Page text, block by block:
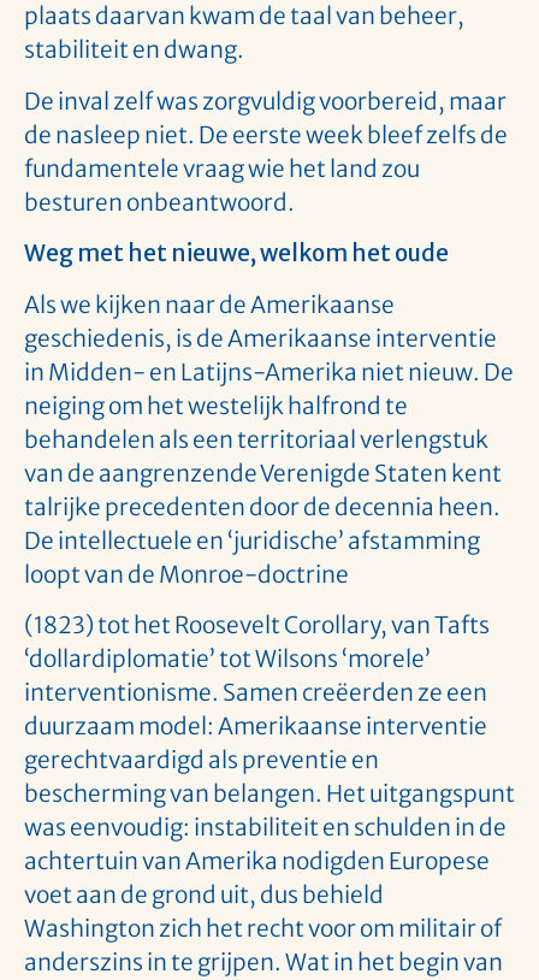
plaats daarvan kwam de taal van beheer,
stabiliteit en dwang.
De inval zelf was zorgvuldig voorbereid, maar
de nasleep niet. De eerste week bleef zelfs de
fundamentele vraag wie het land zou
besturen onbeantwoord.
Weg met het nieuwe, welkom het oude
Als we kijken naar de Amerikaanse
geschiedenis, is de Amerikaanse interventie
in Midden- en Latijns-Amerika niet nieuw. De
neiging om het westelijk halfrond te
behandelen als een territoriaal verlengstuk
van de aangrenzende Verenigde Staten kent
talrijke precedenten door de decennia heen.
De intellectuele en ‘juridische’ afstamming
loopt van de Monroe-doctrine
(1823) tot het Roosevelt Corollary, van Tafts
‘dollardiplomatie’ tot Wilsons ‘morele’
interventionisme. Samen creëerden ze een
duurzaam model: Amerikaanse interventie
gerechtvaardigd als preventie en
bescherming van belangen. Het uitgangspunt
was eenvoudig: instabiliteit en schulden in de
achtertuin van Amerika nodigden Europese
voet aan de grond uit, dus behield
Washington zich het recht voor om militair of
anderszins in te grijpen. Wat in het begin van